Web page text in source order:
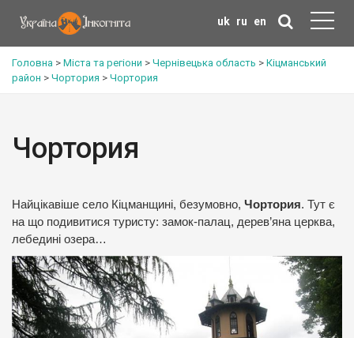
uk ru en
Головна > Міста та регіони > Чернівецька область > Кіцманський
район > Чортория > Чортория
Чортория
Найцікавіше село Кіцманщині, безумовно, Чортория. Тут є
на що подивитися туристу: замок-палац, дерев’яна церква,
лебедині озера…